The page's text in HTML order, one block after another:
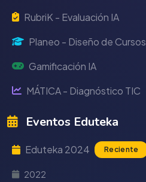
RubriK - Evaluación IA
Planeo - Diseño de Cursos
Gamificación IA
MÁTICA - Diagnóstico TIC
Eventos Eduteka
Eduteka 2024 Reciente
2022